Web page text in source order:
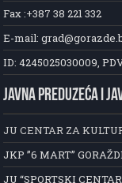
Fax :+387 38 221 332
E-mail:
ID: 4245025030009,
JAVNA PREDUZEĆA I
JU CENTAR ZA
JKP ”6 MART”
JU “SPORTSKI